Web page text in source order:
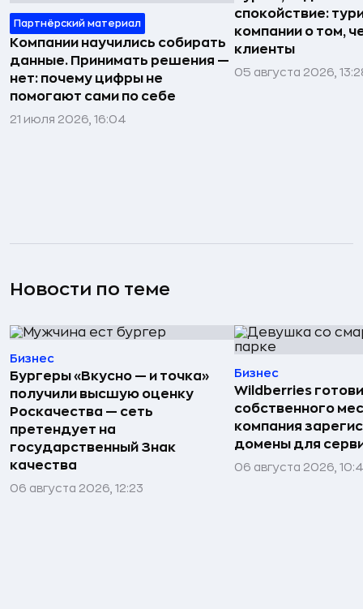
Партнёрский материал
Компании научились собирать
данные. Принимать решения —
нет: почему цифры не
помогают сами по себе
21 июля 2026, 16:04
спокойствие:
компании о том,
клиенты
05 августа 2026,
Новости по теме
Бизнес
Бургеры «Вкусно — и точка»
получили высшую оценку
Роскачества — сеть
претендует на
государственный Знак
качества
06 августа 2026, 12:23
Бизнес
Wildberries
собственного
компания
домены для
06 августа 2026,